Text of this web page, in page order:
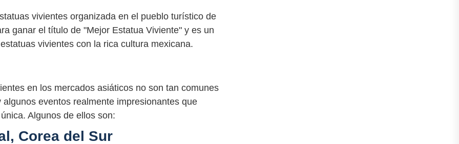
vivientes organizada en el pueblo turístico de
ganar el título de "Mejor Estatua Viviente" y es un
vivientes con la rica cultura mexicana.
en los mercados asiáticos no son tan comunes
eventos realmente impresionantes que
Algunos de ellos son:
Corea del Sur